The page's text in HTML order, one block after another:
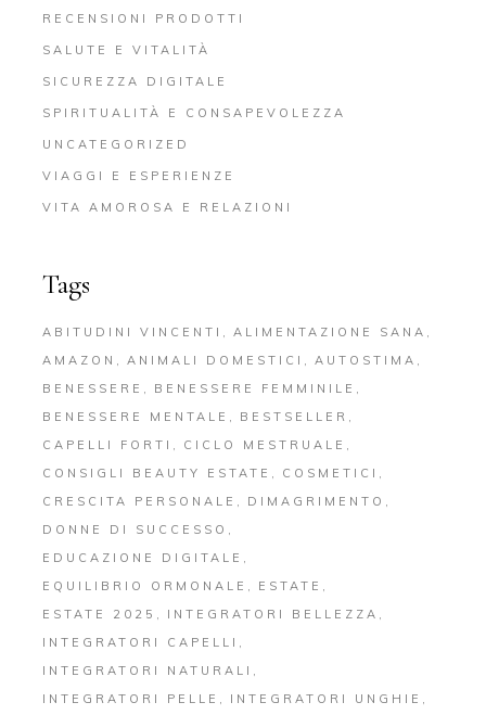
RECENSIONI PRODOTTI
SALUTE E VITALITÀ
SICUREZZA DIGITALE
SPIRITUALITÀ E CONSAPEVOLEZZA
UNCATEGORIZED
VIAGGI E ESPERIENZE
VITA AMOROSA E RELAZIONI
Tags
ABITUDINI VINCENTI
ALIMENTAZIONE SANA
AMAZON
ANIMALI DOMESTICI
AUTOSTIMA
BENESSERE
BENESSERE FEMMINILE
BENESSERE MENTALE
BESTSELLER
CAPELLI FORTI
CICLO MESTRUALE
CONSIGLI BEAUTY ESTATE
COSMETICI
CRESCITA PERSONALE
DIMAGRIMENTO
DONNE DI SUCCESSO
EDUCAZIONE DIGITALE
EQUILIBRIO ORMONALE
ESTATE
ESTATE 2025
INTEGRATORI BELLEZZA
INTEGRATORI CAPELLI
INTEGRATORI NATURALI
INTEGRATORI PELLE
INTEGRATORI UNGHIE